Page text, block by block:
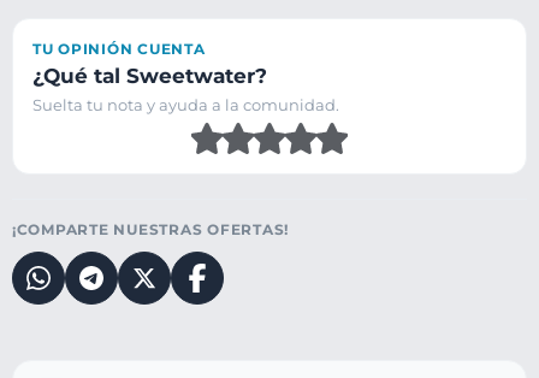
TU OPINIÓN CUENTA
¿Qué tal Sweetwater?
Suelta tu nota y ayuda a la comunidad.
¡COMPARTE NUESTRAS OFERTAS!